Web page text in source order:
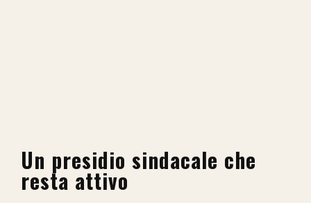
Un presidio sindacale che
resta attivo